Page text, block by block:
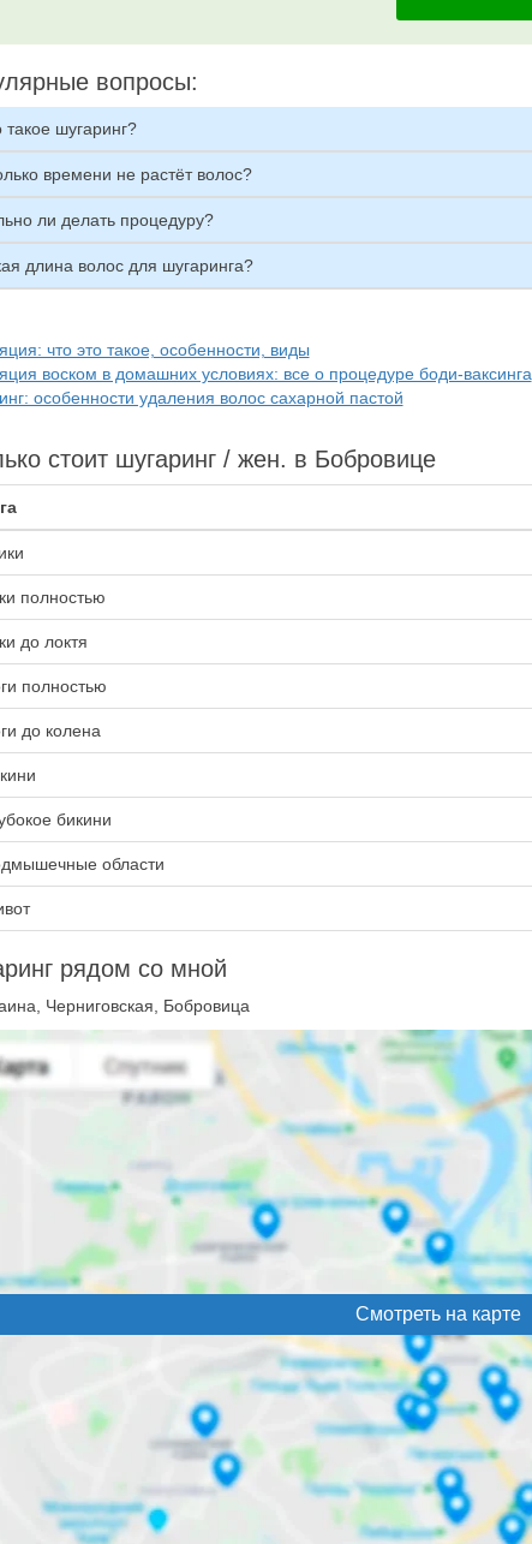
вопросы:
такое шугаринг?
времени не растёт волос?
ли делать процедуру?
длина волос для шугаринга?
что это такое, особенности, виды
воском в домашних условиях: все о процедуре боди-ваксинга
особенности удаления волос сахарной пастой
стоит шугаринг / жен. в Бобровице
полностью
до локтя
полностью
до колена
бикини
области
рядом со мной
Черниговская, Бобровица
Смотреть на карте